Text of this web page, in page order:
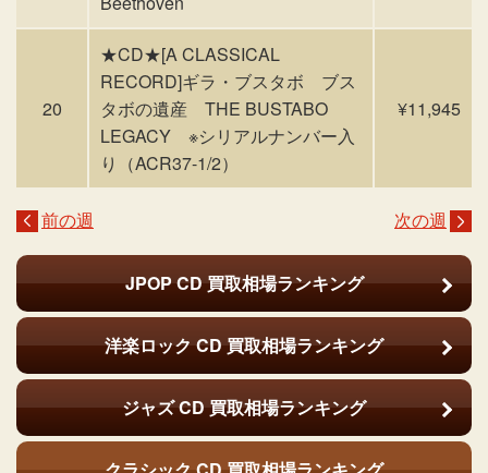
20
★CD★[A CLASSICAL
RECORD]ギラ・ブスタボ ブス
タボの遺産 THE BUSTABO
LEGACY ※シリアルナンバー入
り（ACR37-1/2）
¥11,945
前の週 次の週
JPOP CD買取相場ランキング
洋楽ロック CD買取相場ランキング
ジャズ CD買取相場ランキング